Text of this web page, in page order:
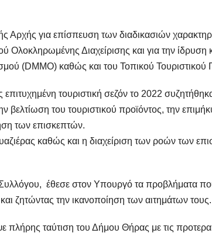
Αρχής για επίσπευση των διαδικασιών
Διαχείρισης και για την ίδρυση
(DMMO) καθώς και του Τοπικού Τουριστικού
επιτυχημένη τουριστική σεζόν το 2022
βελτίωση του τουριστικού προϊόντος, την
των επισκεπτών.
καθώς και η διαχείριση των ροών των
έθεσε στον Υπουργό τα προβλήματα
ζητώντας την ικανοποίηση των αιτημάτων τους.
ταύτιση του Δήμου Θήρας με τις